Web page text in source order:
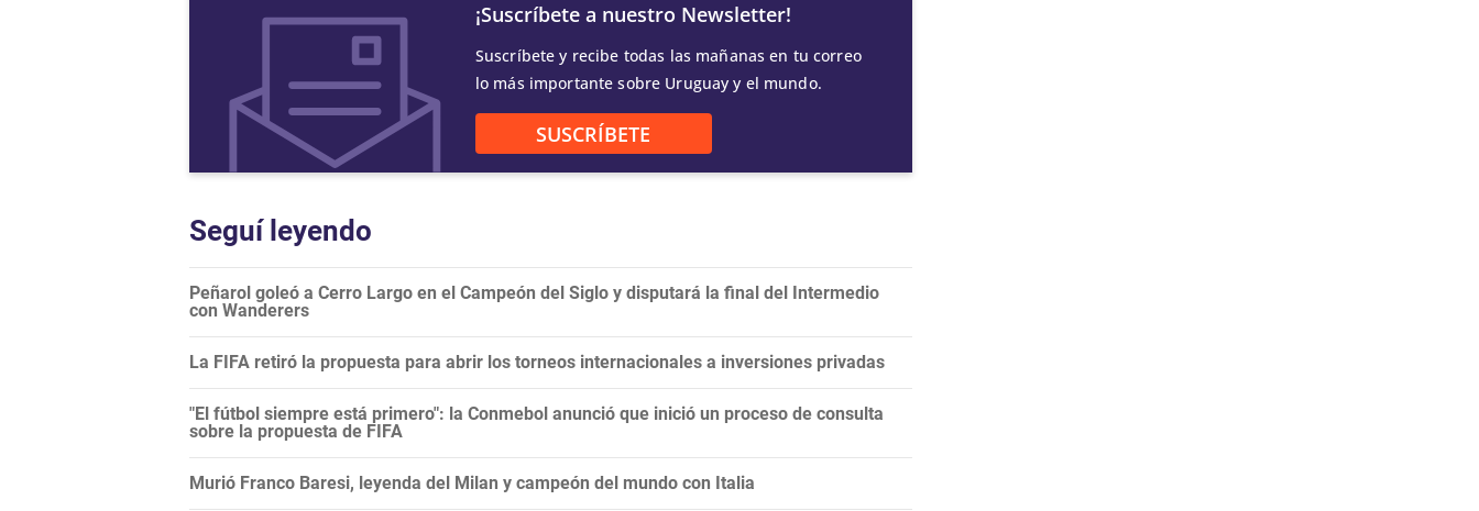
¡Suscríbete a nuestro Newsletter!
Suscríbete y recibe todas las mañanas en tu correo
lo más importante sobre Uruguay y el mundo.
SUSCRÍBETE
Seguí leyendo
Peñarol goleó a Cerro Largo en el Campeón del Siglo y disputará la final del Intermedio
con Wanderers
La FIFA retiró la propuesta para abrir los torneos internacionales a inversiones privadas
"El fútbol siempre está primero": la Conmebol anunció que inició un proceso de consulta
sobre la propuesta de FIFA
Murió Franco Baresi, leyenda del Milan y campeón del mundo con Italia